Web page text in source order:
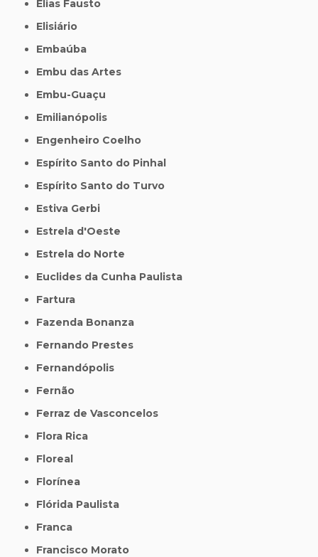
Elias Fausto
Elisiário
Embaúba
Embu das Artes
Embu-Guaçu
Emilianópolis
Engenheiro Coelho
Espírito Santo do Pinhal
Espírito Santo do Turvo
Estiva Gerbi
Estrela d'Oeste
Estrela do Norte
Euclides da Cunha Paulista
Fartura
Fazenda Bonanza
Fernando Prestes
Fernandópolis
Fernão
Ferraz de Vasconcelos
Flora Rica
Floreal
Florínea
Flórida Paulista
Franca
Francisco Morato